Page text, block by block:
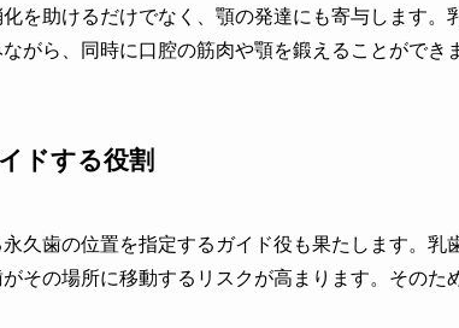
を助けるだけでなく、顎の発達にも寄与します。
がら、同時に口腔の筋肉や顎を鍛えることができ
ドする役割
久歯の位置を指定するガイド役も果たします。乳
その場所に移動するリスクが高まります。そのた